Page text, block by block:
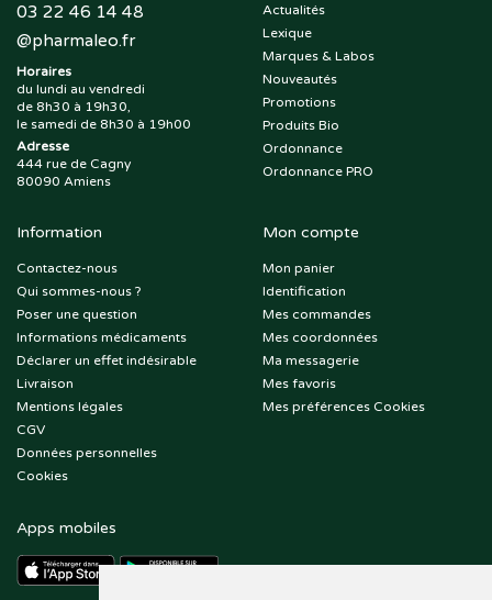
03 22 46 14 48
@pharmaleo.fr
Horaires
du lundi au vendredi
de 8h30 à 19h30,
le samedi de 8h30 à 19h00
Adresse
444 rue de Cagny
80090 Amiens
Actualités
Lexique
Marques & Labos
Nouveautés
Promotions
Produits Bio
Ordonnance
Ordonnance PRO
Information
Contactez-nous
Qui sommes-nous ?
Poser une question
Informations médicaments
Déclarer un effet indésirable
Livraison
Mentions légales
CGV
Données personnelles
Cookies
Mon compte
Mon panier
Identification
Mes commandes
Mes coordonnées
Ma messagerie
Mes favoris
Mes préférences Cookies
Apps mobiles